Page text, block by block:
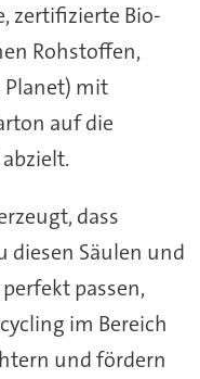
zertifizierte Bio-
Rohstoffen,
Planet) mit
auf die
dass
diesen Säulen und
passen,
im Bereich
und fördern